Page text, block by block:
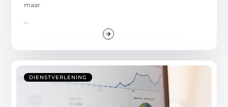
maar
...
DIENSTVERLENING